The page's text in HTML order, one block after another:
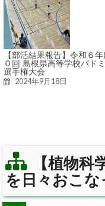
【部活結果報告】令和６年
０回 島根県高等学校バド
選手権大会
2024年9月18日
【植物
を日々おこ